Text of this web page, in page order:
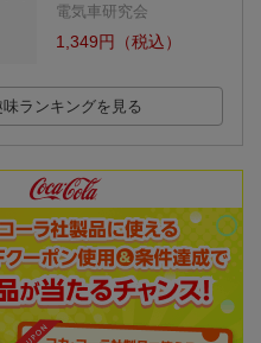
レパーク＆フ
ー 風船特別
みんなが選んだ
プレ特大号（Vol
8）
電気車研究会
1,349円（税込）
味ランキングを見る